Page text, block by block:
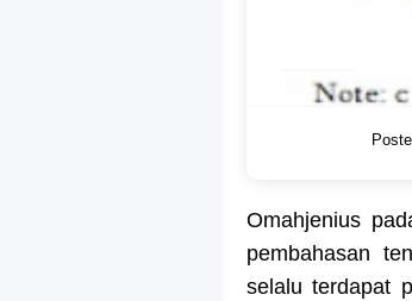
Omahjenius
pembahasan
selalu terdapat